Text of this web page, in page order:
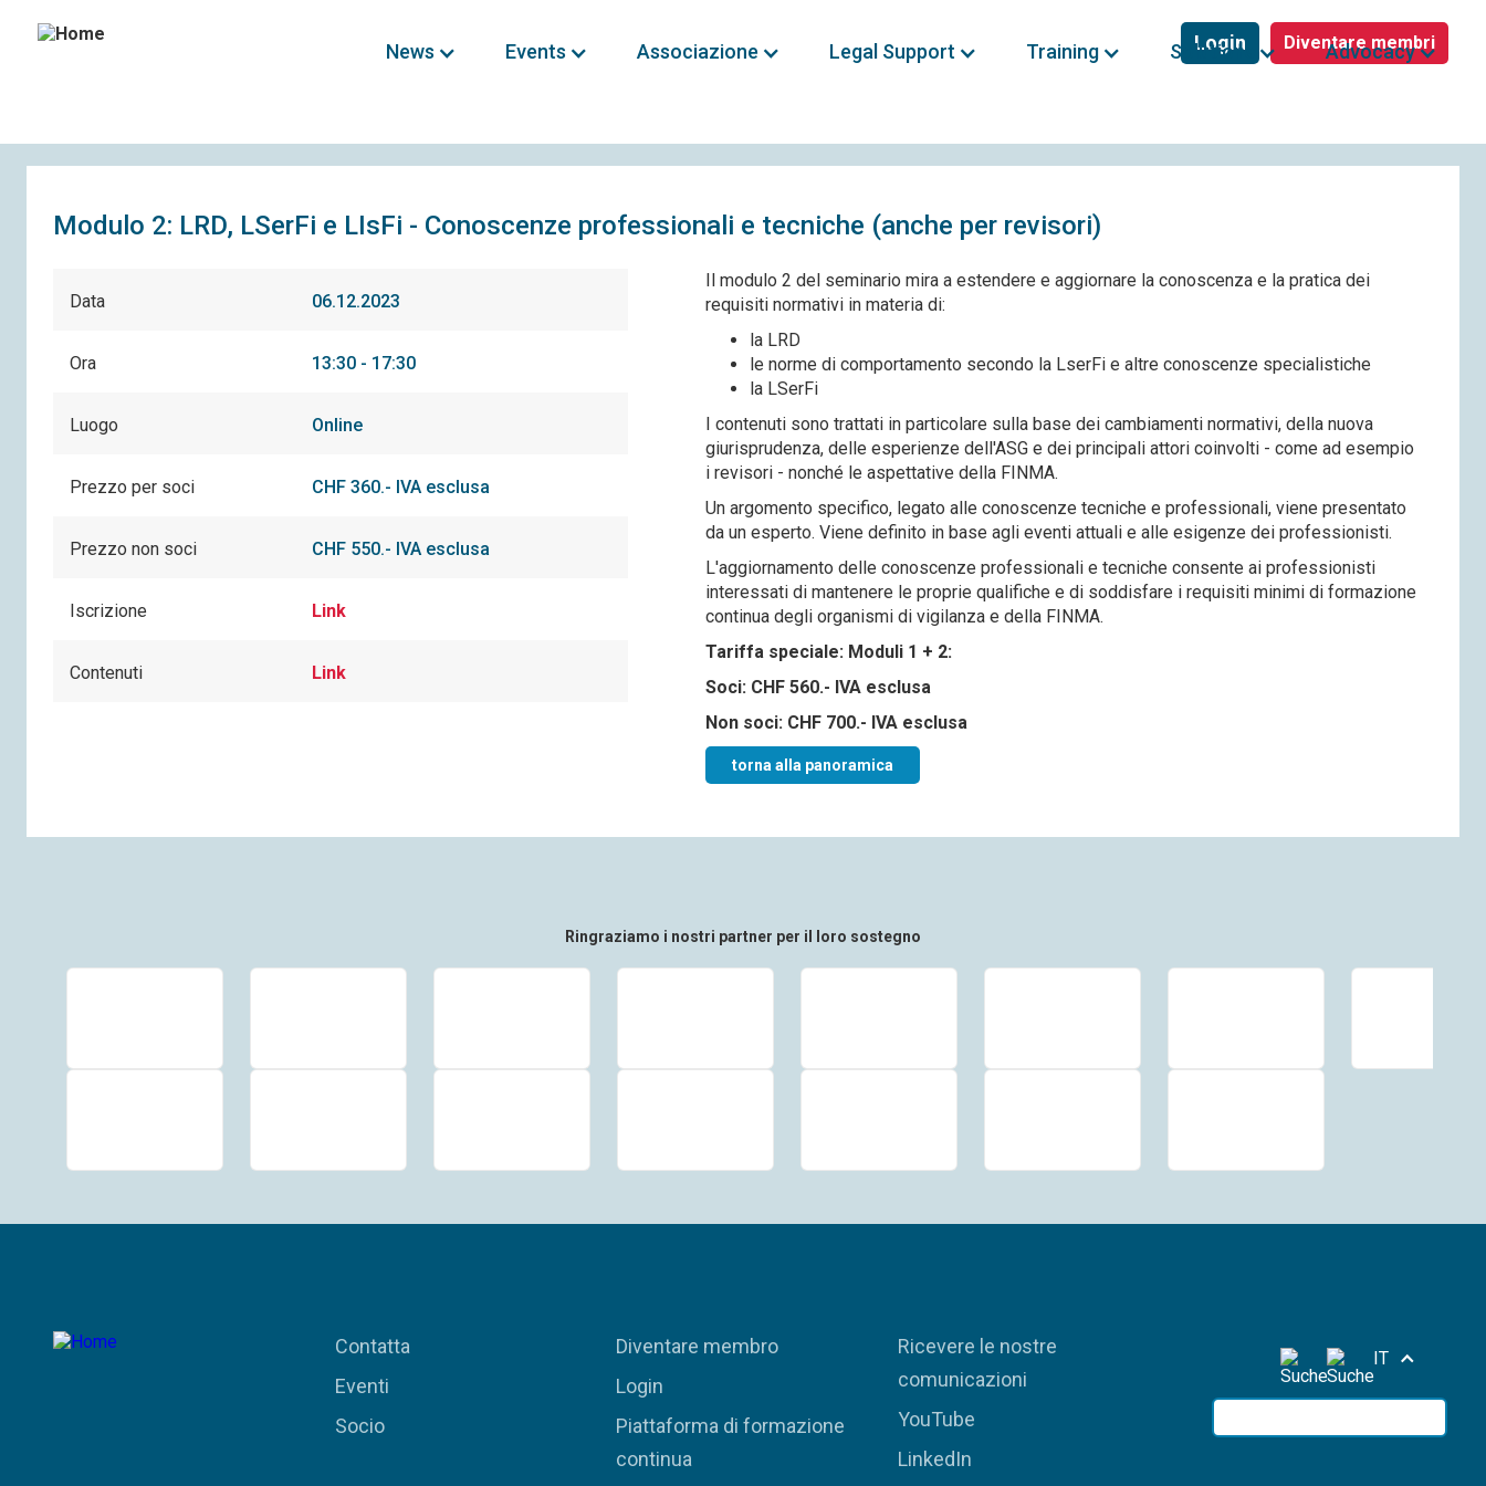
Diventare membri
Login
News Events Associazione Legal Support Training Solutions Advocacy
Modulo 2: LRD, LSerFi e LIsFi - Conoscenze professionali e tecniche (anche per revisori)
Data 06.12.2023
Ora 13:30 - 17:30
Luogo Online
Prezzo per soci CHF 360.- IVA esclusa
Prezzo non soci CHF 550.- IVA esclusa
Iscrizione Link
Contenuti Link
Il modulo 2 del seminario mira a estendere e aggiornare la conoscenza e la pratica dei
requisiti normativi in materia di:
la LRD
le norme di comportamento secondo la LserFi e altre conoscenze specialistiche
la LSerFi
I contenuti sono trattati in particolare sulla base dei cambiamenti normativi, della nuova
giurisprudenza, delle esperienze dell'ASG e dei principali attori coinvolti - come ad esempio
i revisori - nonché le aspettative della FINMA.
Un argomento specifico, legato alle conoscenze tecniche e professionali, viene presentato
da un esperto. Viene definito in base agli eventi attuali e alle esigenze dei professionisti.
L'aggiornamento delle conoscenze professionali e tecniche consente ai professionisti
interessati di mantenere le proprie qualifiche e di soddisfare i requisiti minimi di formazione
continua degli organismi di vigilanza e della FINMA.
Tariffa speciale: Moduli 1 + 2:
Soci: CHF 560.- IVA esclusa
Non soci: CHF 700.- IVA esclusa
torna alla panoramica
Ringraziamo i nostri partner per il loro sostegno
Contatta
Eventi
Socio
Diventare membro
Login
Piattaforma di formazione
continua
Ricevere le nostre
comunicazioni
YouTube
LinkedIn
IT